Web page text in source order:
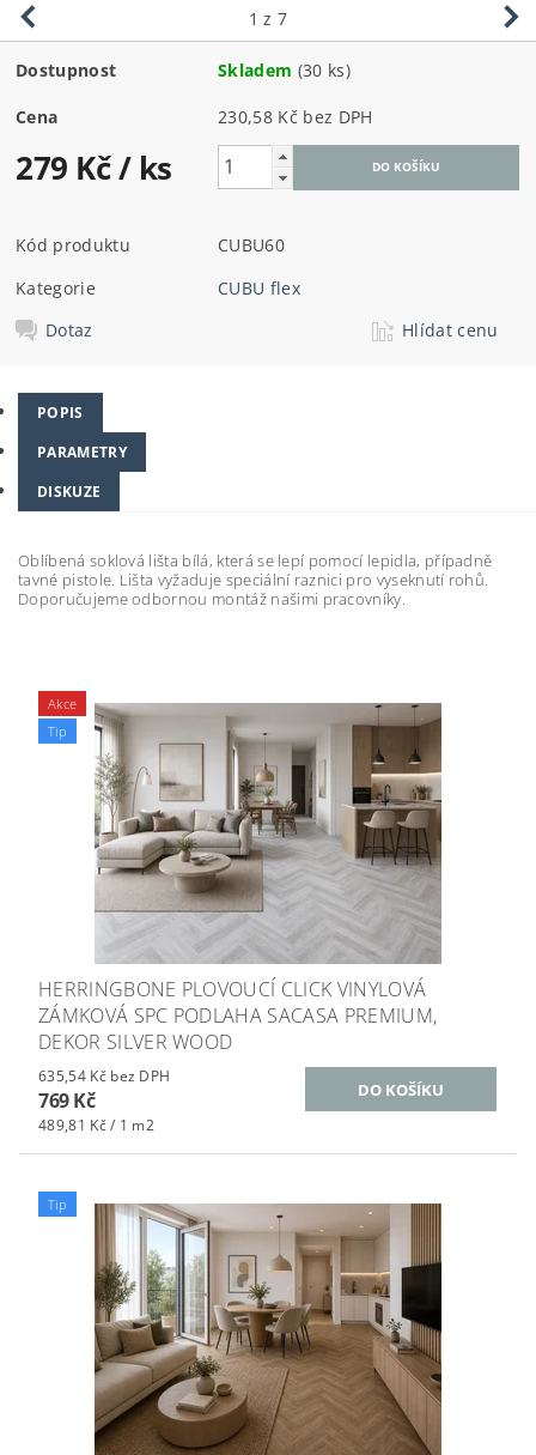
1 z 7
Dostupnost Skladem (30 ks)
Cena 230,58 Kč bez DPH
279 Kč/ ks
Kód produktu
CUBU60
Kategorie
CUBU flex
Dotaz
Hlídat cenu
POPIS
PARAMETRY
DISKUZE
Oblíbená soklová lišta bílá, která se lepí pomocí lepidla, případně
tavné pistole. Lišta vyžaduje speciální raznici pro vyseknutí rohů.
Doporučujeme odbornou montáž našimi pracovníky.
Akce
Tip
HERRINGBONE PLOVOUCÍ CLICK VINYLOVÁ
ZÁMKOVÁ SPC PODLAHA SACASA PREMIUM,
DEKOR SILVER WOOD
635,54 Kč bez DPH
769 Kč
489,81 Kč / 1 m2
Tip